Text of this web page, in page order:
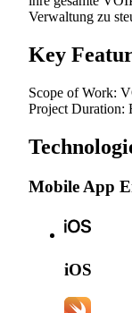
Verwaltung zu
Key
Scope of Work:
Project Duration:
Mobile App
iOS